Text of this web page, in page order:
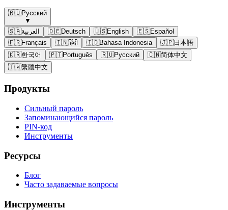
🇷🇺Русский
▼
🇸🇦العربية 🇩🇪Deutsch 🇺🇸English 🇪🇸Español
🇫🇷Français 🇮🇳हिंदी 🇮🇩Bahasa Indonesia 🇯🇵日本語
🇰🇷한국어 🇵🇹Português 🇷🇺Русский 🇨🇳简体中文
🇹🇼繁體中文
Продукты
Сильный пароль
Запоминающийся пароль
PIN-код
Инструменты
Ресурсы
Блог
Часто задаваемые вопросы
Инструменты